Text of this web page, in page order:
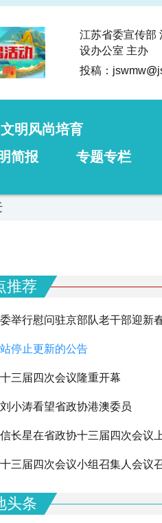
江苏省委宣传部
设办公室 主办
投稿：jswmw@
文明风尚培育
简报 专题专栏
推荐
举行慰问驻京部队老干部迎新
同志祝贺新春
停止更新的公告
三届四次会议隆重开幕
小涛看望省政协港澳委员
长星在省政协十三届四次会议
三届四次会议小组召集人会议
头条